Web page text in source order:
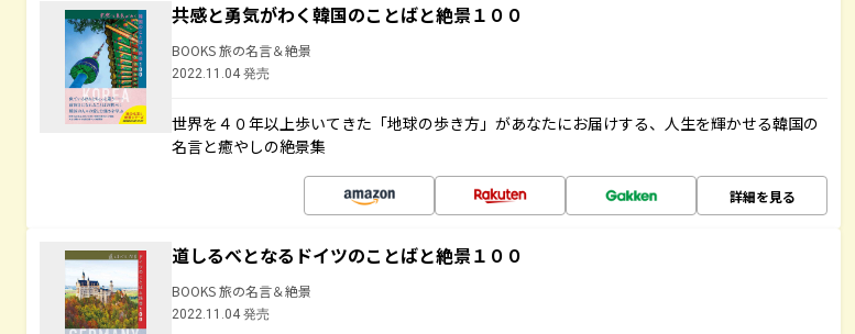
共感と勇気がわく韓国のことばと絶景１００
BOOKS 旅の名言＆絶景
2022.11.04 発売
世界を４０年以上歩いてきた「地球の歩き方」があなたにお届けする、人生を輝かせる韓国の
名言と癒やしの絶景集
詳細を見る
道しるべとなるドイツのことばと絶景１００
BOOKS 旅の名言＆絶景
2022.11.04 発売